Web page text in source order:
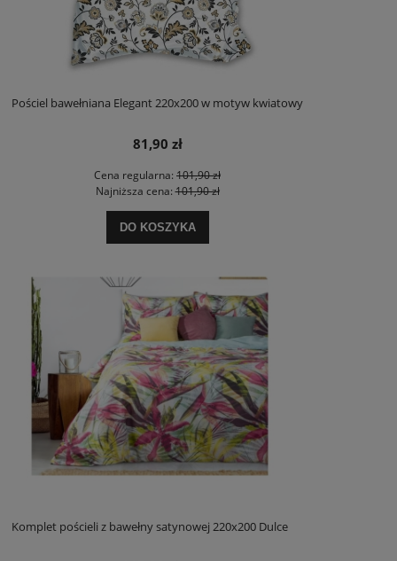
Pościel bawełniana Elegant 220x200 w motyw kwiatowy
81,90 zł
Cena regularna: 101,90 zł
Najniższa cena:101,90 zł
DO KOSZYKA
Komplet pościeli z bawełny satynowej 220x200 Dulce